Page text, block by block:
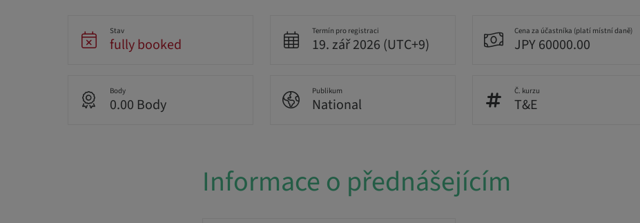
Stav
fully booked
Termín pro registraci
19. zář 2026 (UTC+9)
Cena za účastníka (platí místní daně)
JPY 60000.00
Body
0.00 Body
Publikum
National
Č. kurzu
T&E
Informace o přednášejícím